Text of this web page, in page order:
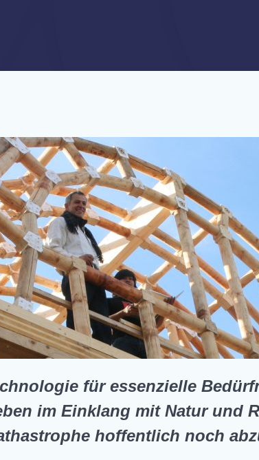
für essenzielle
im Einklang mit Natur und
hoffentlich noch